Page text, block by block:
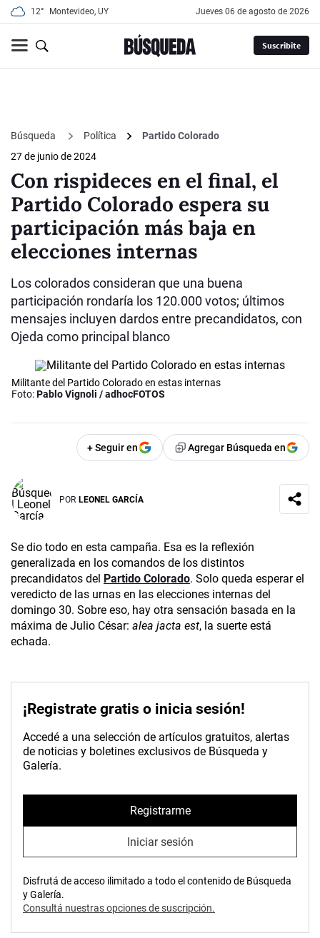
12° Montevideo, UY jueves 06 de agosto de 2026
Suscribite
Búsqueda Política
Partido Colorado
27 de junio de 2024
Con rispideces en el final, el
Partido Colorado espera su
participación más baja en
elecciones internas
Los colorados consideran que una buena
participación rondaría los 120.000 votos; últimos
mensajes incluyen dardos entre precandidatos, con
Ojeda como principal blanco
Militante del Partido Colorado en estas internas
Foto:Pablo Vignoli / adhocFOTOS
+ Seguir en Agregar Búsqueda en
POR LEONEL GARCÍA
Se dio todo en esta campaña. Esa es la reflexión
generalizada en los comandos de los distintos
precandidatos del Partido Colorado. Solo queda esperar el
veredicto de las urnas en las elecciones internas del
domingo 30. Sobre eso, hay otra sensación basada en la
máxima de Julio César: alea jacta est, la suerte está
echada.
¡Registrate gratis o inicia sesión!
Accedé a una selección de artículos gratuitos, alertas
de noticias y boletines exclusivos de Búsqueda y
Galería.
Registrarme
Iniciar sesión
Disfrutá de acceso ilimitado a todo el contenido de Búsqueda
y Galería.
Consultá nuestras opciones de suscripción.